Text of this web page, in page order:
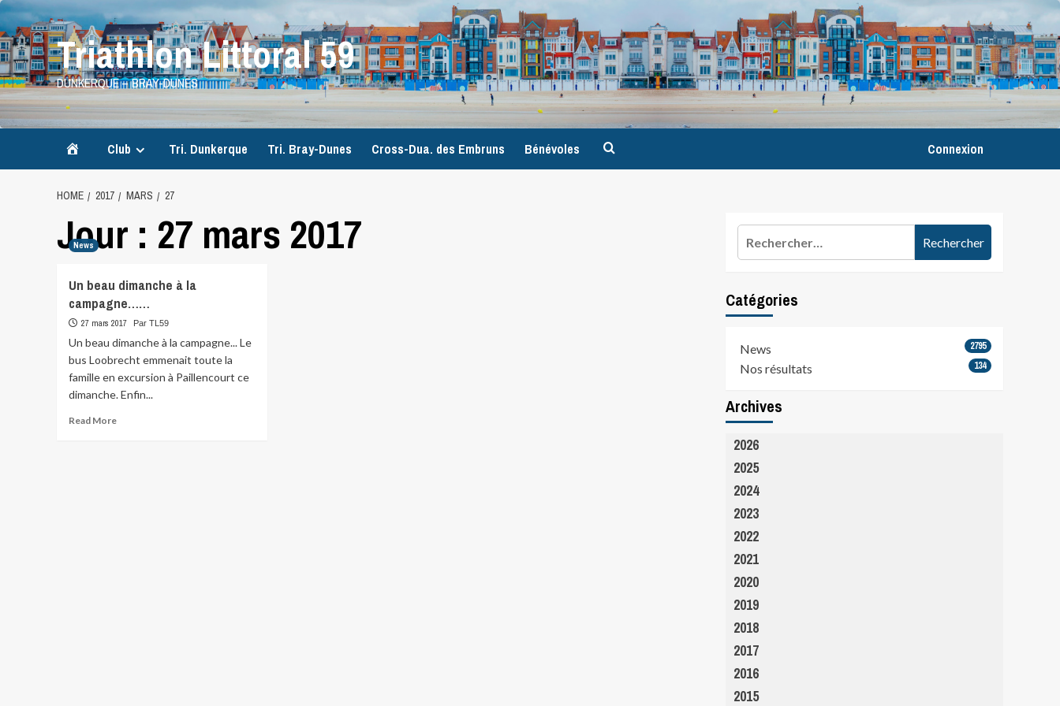
Skip
to
content
Triathlon Littoral 59
DUNKERQUE – BRAY-DUNES
Accueil
Club Tri. Dunkerque Tri. Bray-Dunes Cross-Dua. des Embruns Bénévoles Connexion
HOME 2017 MARS 27
Jour : 27 mars 2017
News
Un beau dimanche à la
campagne……
27 mars 2017 Par TL59
Un beau dimanche à la campagne... Le
bus Loobrecht emmenait toute la
famille en excursion à Paillencourt ce
dimanche. Enfin...
Read MoreRead
Catégories
News 2795
Nos résultats 134
Archives
2026
2025
2024
2023
2022
2021
2020
2019
2018
2017
2016
2015